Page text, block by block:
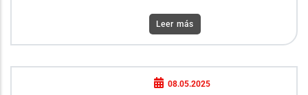
Leer más
08.05.2025